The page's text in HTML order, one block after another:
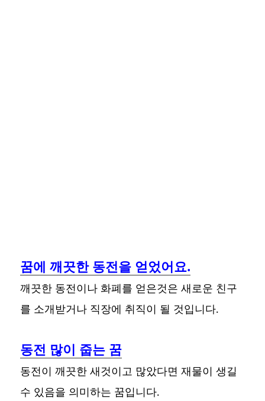
꿈에 깨끗한 동전을 얻었어요.
깨끗한 동전이나 화폐를 얻은것은 새로운 친구
를 소개받거나 직장에 취직이 될 것입니다.
동전 많이 줍는 꿈
동전이 깨끗한 새것이고 많았다면 재물이 생길
수 있음을 의미하는 꿈입니다.